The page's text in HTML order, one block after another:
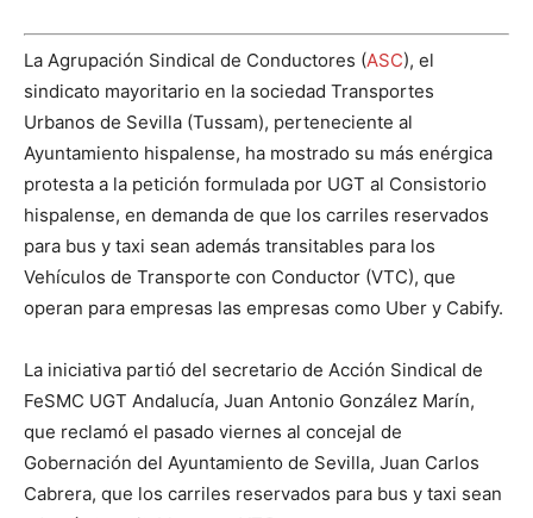
La Agrupación Sindical de Conductores (ASC), el
sindicato mayoritario en la sociedad Transportes
Urbanos de Sevilla (Tussam), perteneciente al
Ayuntamiento hispalense, ha mostrado su más enérgica
protesta a la petición formulada por UGT al Consistorio
hispalense, en demanda de que los carriles reservados
para bus y taxi sean además transitables para los
Vehículos de Transporte con Conductor (VTC), que
operan para empresas las empresas como Uber y Cabify.
La iniciativa partió del secretario de Acción Sindical de
FeSMC UGT Andalucía, Juan Antonio González Marín,
que reclamó el pasado viernes al concejal de
Gobernación del Ayuntamiento de Sevilla, Juan Carlos
Cabrera, que los carriles reservados para bus y taxi sean